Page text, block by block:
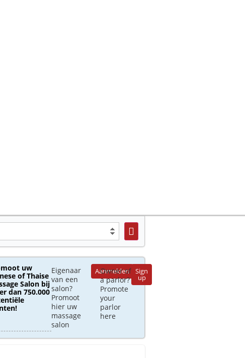
uw
of Thaise
Salon bij
dan 750.000
Eigenaar
van een
salon?
Promoot
hier uw
massage
salon
Aanmelden
Owner of
a parlor?
Promote
your
parlor
here
Sign
up